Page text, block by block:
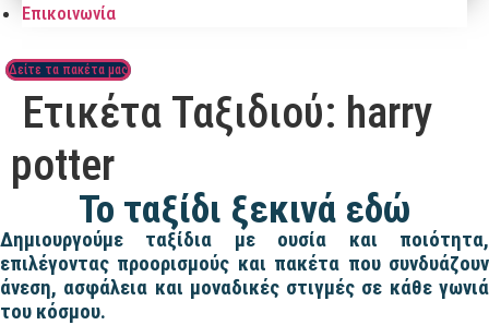
Επικοινωνία
Δείτε τα πακέτα μας
Ετικέτα Ταξιδιού: harry
potter
Το ταξίδι ξεκινά εδώ
Δημιουργούμε ταξίδια με ουσία και ποιότητα,
επιλέγοντας προορισμούς και πακέτα που συνδυάζουν
άνεση, ασφάλεια και μοναδικές στιγμές σε κάθε γωνιά
του κόσμου.